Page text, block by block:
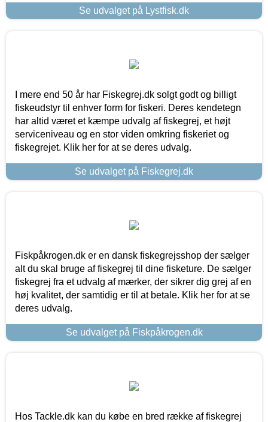
Se udvalget på Lystfisk.dk
I mere end 50 år har Fiskegrej.dk solgt godt og billigt
fiskeudstyr til enhver form for fiskeri. Deres kendetegn
har altid været et kæmpe udvalg af fiskegrej, et højt
serviceniveau og en stor viden omkring fiskeriet og
fiskegrejet. Klik her for at se deres udvalg.
Se udvalget på Fiskegrej.dk
Fiskpåkrogen.dk er en dansk fiskegrejsshop der sælger
alt du skal bruge af fiskegrej til dine fisketure. De sælger
fiskegrej fra et udvalg af mærker, der sikrer dig grej af en
høj kvalitet, der samtidig er til at betale. Klik her for at se
deres udvalg.
Se udvalget på Fiskpåkrogen.dk
Hos Tackle.dk kan du købe en bred række af fiskegrej